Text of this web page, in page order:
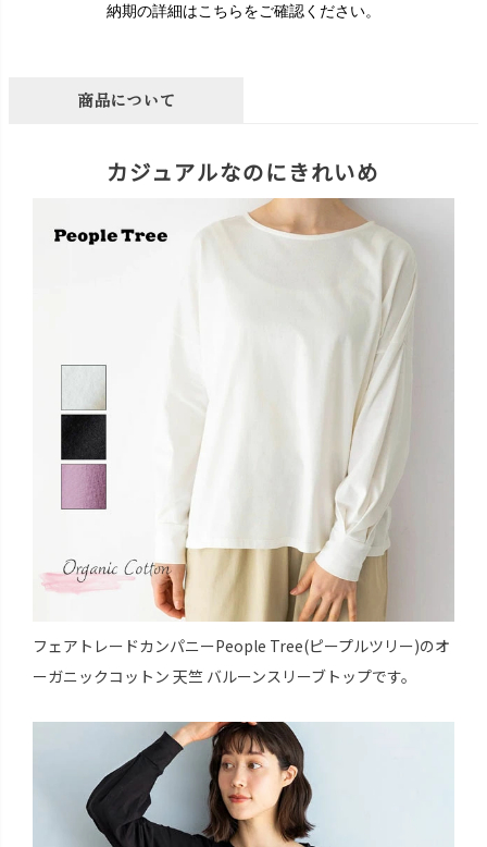
納期の詳細はこちらをご確認ください。
商品について
カジュアルなのにきれいめ
フェアトレードカンパニーPeople Tree(ピープルツリー)のオ
ーガニックコットン 天竺 バルーンスリーブトップです。